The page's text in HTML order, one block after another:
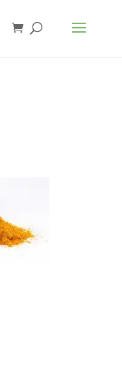
Food
Installer